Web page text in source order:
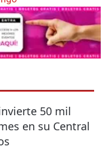
50 mil
en su Central